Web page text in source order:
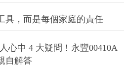
具，而是每個家庭的責任
心中 4 大疑問！永豐00410A
自解答